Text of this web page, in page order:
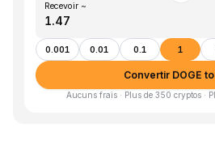
Recevoir ~
0.001 0.01 0.1 1
Convertir DOGE
Aucuns frais · Plus de 350 cryptos ·